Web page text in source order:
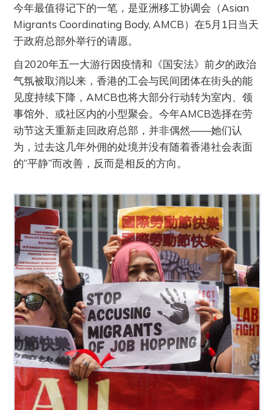
今年最值得记下的一笔，是亚洲移工协调会（Asian
Migrants Coordinating Body, AMCB）在5月1日当天
于政府总部外举行的请愿。
自2020年五一大游行因疫情和《国安法》前夕的政治
气氛被取消以来，香港的工会与民间团体在街头的能
见度持续下降，AMCB也将大部分行动转为室内、领
事馆外、或社区内的小型聚会。今年AMCB选择在劳
动节这天重新走回政府总部，并非偶然——她们认
为，过去这几年外佣的处境并没有随着香港社会表面
的“平静”而改善，反而是相反的方向。